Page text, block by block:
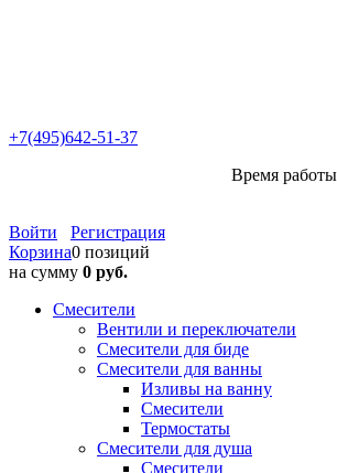
+7(495)642-51-37
Время
Войти
Регистрация
Корзина0 позиций
на сумму 0 руб.
Смесители
Вентили и переключатели
Смесители для биде
Смесители для ванны
Изливы на ванну
Смесители
Термостаты
Смесители для душа
Смесители